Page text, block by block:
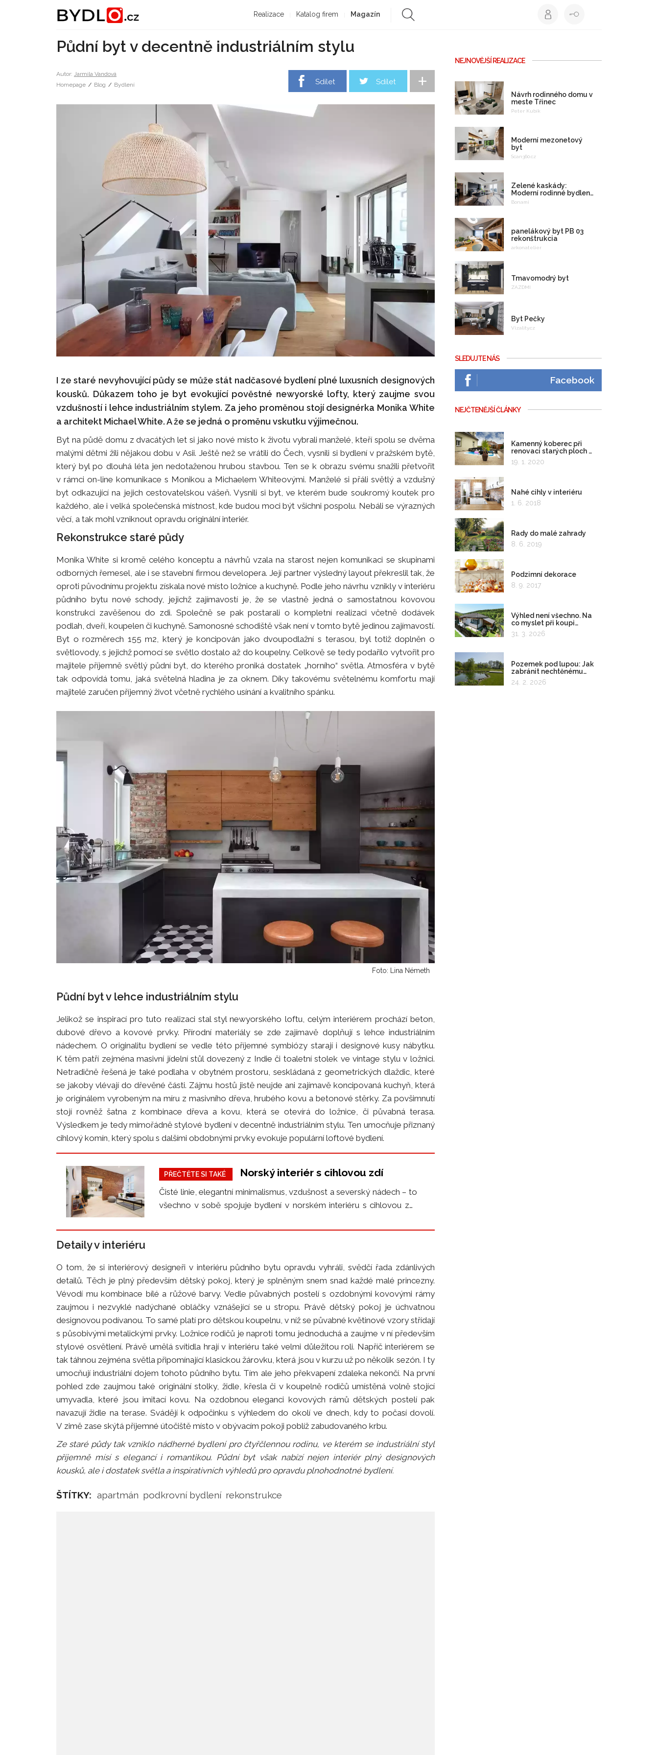
Realizace Katalog firem Magazín
Půdní byt v decentně industriálním stylu
Autor: Jarmila Vandová
Homepage / Blog / Bydlení Sdílet Sdílet +
I ze staré nevyhovující půdy se může stát nadčasové bydlení plné luxusních designových
kousků. Důkazem toho je byt evokující pověstné newyorské lofty, který zaujme svou
vzdušností i lehce industriálním stylem. Za jeho proměnou stojí designérka Monika White
a architekt Michael White. A že se jedná o proměnu vskutku výjimečnou.
Byt na půdě domu z dvacátých let si jako nové místo k životu vybrali manželé, kteří spolu se dvěma
malými dětmi žili nějakou dobu v Asii. Ještě než se vrátili do Čech, vysnili si bydlení v pražském bytě,
který byl po dlouhá léta jen nedotaženou hrubou stavbou. Ten se k obrazu svému snažili přetvořit
v rámci on-line komunikace s Monikou a Michaelem Whiteovými. Manželé si přáli světlý a vzdušný
byt odkazující na jejich cestovatelskou vášeň. Vysnili si byt, ve kterém bude soukromý koutek pro
každého, ale i velká společenská místnost, kde budou moci být všichni pospolu. Nebáli se výrazných
věcí, a tak mohl vzniknout opravdu originální interiér.
Rekonstrukce staré půdy
Monika White si kromě celého konceptu a návrhů vzala na starost nejen komunikaci se skupinami
odborných řemesel, ale i se stavební firmou developera. Její partner výsledný layout překreslil tak, že
oproti původnímu projektu získala nové místo ložnice a kuchyně. Podle jeho návrhu vznikly v interiéru
půdního bytu nové schody, jejichž zajímavostí je, že se vlastně jedná o samostatnou kovovou
konstrukci zavěšenou do zdi. Společně se pak postarali o kompletní realizaci včetně dodávek
podlah, dveří, koupelen či kuchyně. Samonosné schodiště však není v tomto bytě jedinou zajímavostí.
Byt o rozměrech 155 m2, který je koncipován jako dvoupodlažní s terasou, byl totiž doplněn o
světlovody, s jejichž pomocí se světlo dostalo až do koupelny. Celkově se tedy podařilo vytvořit pro
majitele příjemně světlý půdní byt, do kterého proniká dostatek „horního“ světla. Atmosféra v bytě
tak odpovídá tomu, jaká světelná hladina je za oknem. Díky takovému světelnému komfortu mají
majitelé zaručen příjemný život včetně rychlého usínání a kvalitního spánku.
Foto: Lina Németh
Půdní byt v lehce industriálním stylu
Jelikož se inspirací pro tuto realizaci stal styl newyorského loftu, celým interiérem prochází beton,
dubové dřevo a kovové prvky. Přírodní materiály se zde zajímavě doplňují s lehce industriálním
nádechem. O originalitu bydlení se vedle této příjemné symbiózy starají i designové kusy nábytku.
K těm patří zejména masivní jídelní stůl dovezený z Indie či toaletní stolek ve vintage stylu v ložnici.
Netradičně řešená je také podlaha v obytném prostoru, seskládaná z geometrických dlaždic, které
se jakoby vlévají do dřevěné části. Zájmu hostů jistě neujde ani zajímavě koncipovaná kuchyň, která
je originálem vyrobeným na míru z masivního dřeva, hrubého kovu a betonové stěrky. Za povšimnutí
stojí rovněž šatna z kombinace dřeva a kovu, která se otevírá do ložnice, či půvabná terasa.
Výsledkem je tedy mimořádně stylové bydlení v decentně industriálním stylu. Ten umocňuje přiznaný
cihlový komín, který spolu s dalšími obdobnými prvky evokuje populární loftové bydlení.
PŘEČTĚTE SI TAKÉ Norský interiér s cihlovou zdí
Čisté linie, elegantní minimalismus, vzdušnost a severský nádech – to
všechno v sobě spojuje bydlení v norském interiéru s cihlovou zdí.
Detaily v interiéru
O tom, že si interiérový designeři v interiéru půdního bytu opravdu vyhráli, svědčí řada zdánlivých
detailů. Těch je plný především dětský pokoj, který je splněným snem snad každé malé princezny.
Vévodí mu kombinace bílé a růžové barvy. Vedle půvabných postelí s ozdobnými kovovými rámy
zaujmou i nezvyklé nadýchané obláčky vznášející se u stropu. Právě dětský pokoj je úchvatnou
designovou podívanou. To samé platí pro dětskou koupelnu, v níž se půvabné květinové vzory střídají
s působivými metalickými prvky. Ložnice rodičů je naproti tomu jednoduchá a zaujme v ní především
stylové osvětlení. Právě umělá svítidla hrají v interiéru také velmi důležitou roli. Napříč interiérem se
tak táhnou zejména světla připomínající klasickou žárovku, která jsou v kurzu už po několik sezón. I ty
umocňují industriální dojem tohoto půdního bytu. Tím ale jeho překvapení zdaleka nekončí. Na první
pohled zde zaujmou také originální stolky, židle, křesla či v koupelně rodičů umístěná volně stojící
umyvadla, které jsou imitací kovu. Na ozdobnou eleganci kovových rámů dětských postelí pak
navazují židle na terase. Svádějí k odpočinku s výhledem do okolí ve dnech, kdy to počasí dovolí.
V zimě zase skýtá příjemné útočiště místo v obývacím pokoji poblíž zabudovaného krbu.
Ze staré půdy tak vzniklo nádherné bydlení pro čtyřčlennou rodinu, ve kterém se industriální styl
příjemně mísí s elegancí i romantikou. Půdní byt však nabízí nejen interiér plný designových
kousků, ale i dostatek světla a inspirativních výhledů pro opravdu plnohodnotné bydlení.
ŠTÍTKY: apartmán podkrovní bydlení rekonstrukce
NEJNOVĚJŠÍ REALIZACE
Návrh rodinného domu v
meste Třinec
Peter Kubík
Moderní mezonetový
byt
Scan360.cz
Zelené kaskády:
Moderní rodinné bydlení
na celý život
Bonami
panelákový byt PB 03
rekonštrukcia
arkonatelier
Tmavomodrý byt
ZAZDMI
Byt Pečky
Vizality.cz
SLEDUJTE NÁS
Facebook
NEJČTENĚJŠÍ ČLÁNKY
Kamenný koberec při
renovaci starých ploch a
kolem bazénu
19. 1. 2020
Nahé cihly v interiéru
1. 6. 2018
Rady do malé zahrady
8. 6. 2019
Podzimní dekorace
8. 9. 2017
Výhled není všechno. Na
co myslet při koupi
pozemku?
31. 3. 2026
Pozemek pod lupou: Jak
zabránit nechtěnému
zadržování vody
24. 2. 2026